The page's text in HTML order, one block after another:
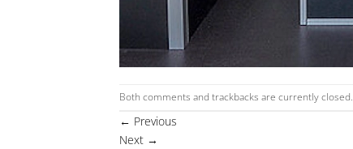
Both comments and trackbacks are currently closed.
← Previous
Next →